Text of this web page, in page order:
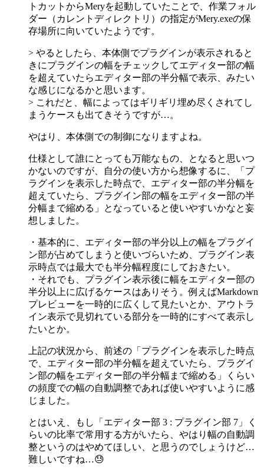
トカットからMeryを起動していたことで、作業フォル
ダー（カレントディレクトリ）の指定がMery.exeの保
存場所に向いていたようです。
> やるとしたら、本体側でプラグインが表示されると
きにプラグインの幅をチェックしてエディター部の幅
を超えていたらエディター部の半分幅で表示、みたい
な感じになるかと思います。
> これだと、幅によってはギリギリ埋め尽くされてし
まうケースも出てきそうですが…。
やはり、本体側での制御になりますよね。
仕様として誰にとっても万能なもの、となると思いつ
かないのですが、自分の使い方から想像するに、「プ
ラグインを表示した時点で、エディター部の半分幅を
超えていたら、プラグイン部の幅をエディター部の半
分幅まで縮める」となっていると使いやすいかなと妄
想しました。
・基本的に、エディター部の半分以上の幅をプラグイ
ン部が占めてしまうと使いづらいため、プラグイン表
示時点では最大でも半分幅程度にしておきたい。
・それでも、プラグイン表示後に幅をエディター部の
半分以上に広げるケースはありそう。例えばMarkdown
プレビューを一時的に広くして見たいとか、アウトラ
イン表示で見切れている部分を一時的にすべて表示し
たいとか。
上記の状況から、前述の「プラグインを表示した時点
で、エディター部の半分幅を超えていたら、プラグイ
ン部の幅をエディター部の半分幅まで縮める」くらい
の頻度での幅の自動調整であれば使いやすいように感
じました。
とはいえ、もし「エディター部 3 : プラグイン部 7」く
らいの比率で常用する方がいたら、やはり幅の自動調
整というのはやめてほしい、と思うのでしょうけど…
難しいですね…😓